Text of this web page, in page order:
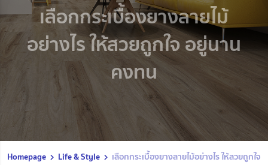
เลือกกระเบื้องยางลายไม้
อย่างไร ให้สวยถูกใจ อยู่นาน
คงทน
Homepage Life & Style เลือกกระเบื้องยางลายไม้อย่างไร ให้สวยถูกใ